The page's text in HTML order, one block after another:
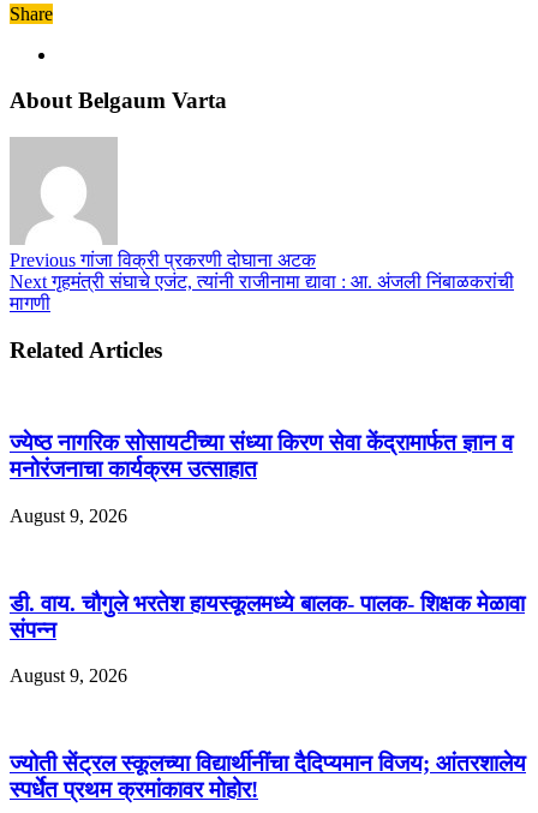
Share
About Belgaum Varta
Previousगांजा विक्री प्रकरणी दोघाना अटक
Nextगृहमंत्री संघाचे एजंट, त्यांनी राजीनामा द्यावा : आ. अंजली निंबाळकरांची
मागणी
Related Articles
ज्येष्ठ नागरिक सोसायटीच्या संध्या किरण सेवा केंद्रामार्फत ज्ञान व
मनोरंजनाचा कार्यक्रम उत्साहात
August 9, 2026
डी. वाय. चौगुले भरतेश हायस्कूलमध्ये बालक- पालक- शिक्षक मेळावा
संपन्न
August 9, 2026
ज्योती सेंट्रल स्कूलच्या विद्यार्थीनींचा दैदिप्यमान विजय; आंतरशालेय
स्पर्धेत प्रथम क्रमांकावर मोहोर!